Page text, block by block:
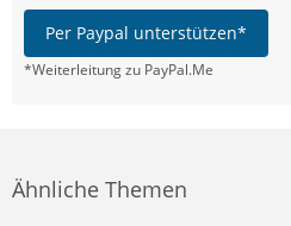
Per Paypal unterstützen*
*Weiterleitung zu PayPal.Me
Ähnliche Themen